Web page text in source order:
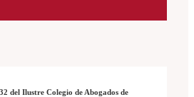
del Ilustre Colegio de Abogados de